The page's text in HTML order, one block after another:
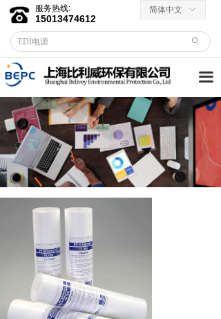
끀
首页
关于我们
客户服务
→ 合作伙伴
→资料下载
产品中心
→ 滤芯滤料
→RO反渗透膜
服务热线:
15013474612
ꄙ
ꀅ
简体中文